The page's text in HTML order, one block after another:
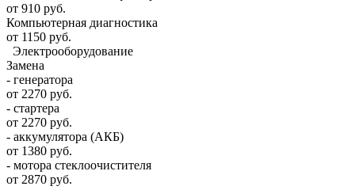
от 910 руб.
Компьютерная диагностика
от 1150 руб.
Электрооборудование
Замена
- генератора
от 2270 руб.
- стартера
от 2270 руб.
- аккумулятора (АКБ)
от 1380 руб.
- мотора стеклоочистителя
от 2870 руб.